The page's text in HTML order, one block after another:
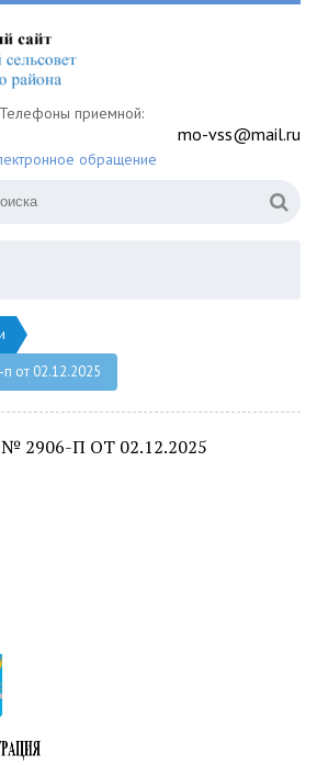
Телефоны приемной:
mo-vss@mail.ru
обращение
от 02.12.2025
2906-П ОТ 02.12.2025